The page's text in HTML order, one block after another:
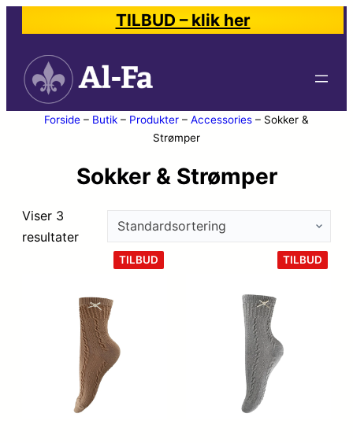
TILBUD – klik her
Forside – Butik – Produkter – Accessories – Sokker &
Strømper
Sokker & Strømper
Viser 3
resultater
TILBUD
PÅ
TILBUD
PÅ